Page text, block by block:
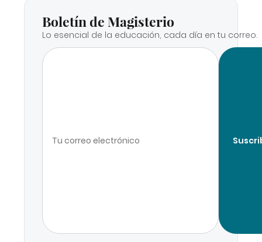
Boletín de Magisterio
Lo esencial de la educación, cada día en tu correo.